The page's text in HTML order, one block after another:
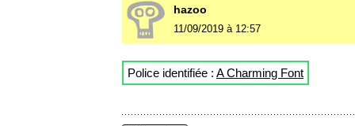
hazoo
11/09/2019 à 12:57
Police identifiée : A Charming Font